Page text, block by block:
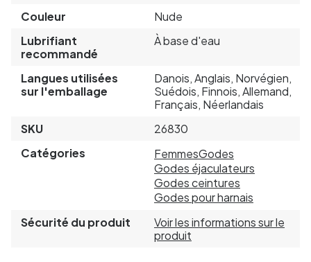
Couleur
Nude
Lubrifiant
recommandé
À base d'eau
Langues utilisées
sur l'emballage
Danois, Anglais, Norvégien,
Suédois, Finnois, Allemand,
Français, Néerlandais
SKU
26830
Catégories
FemmesGodes
Godes éjaculateurs
Godes ceintures
Godes pour harnais
Sécurité du produit
Voir les informations sur le
produit